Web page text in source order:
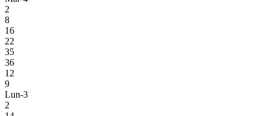
2
8
16
22
35
36
12
9
Lun-3
2